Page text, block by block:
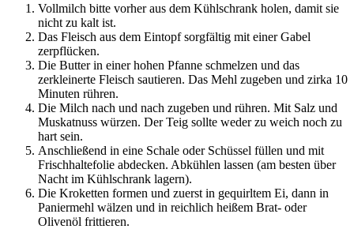
Vollmilch bitte vorher aus dem Kühlschrank holen, damit sie
nicht zu kalt ist.
Das Fleisch aus dem Eintopf sorgfältig mit einer Gabel
zerpflücken.
Die Butter in einer hohen Pfanne schmelzen und das
zerkleinerte Fleisch sautieren. Das Mehl zugeben und zirka 10
Minuten rühren.
Die Milch nach und nach zugeben und rühren. Mit Salz und
Muskatnuss würzen. Der Teig sollte weder zu weich noch zu
hart sein.
Anschließend in eine Schale oder Schüssel füllen und mit
Frischhaltefolie abdecken. Abkühlen lassen (am besten über
Nacht im Kühlschrank lagern).
Die Kroketten formen und zuerst in gequirltem Ei, dann in
Paniermehl wälzen und in reichlich heißem Brat- oder
Olivenöl frittieren.